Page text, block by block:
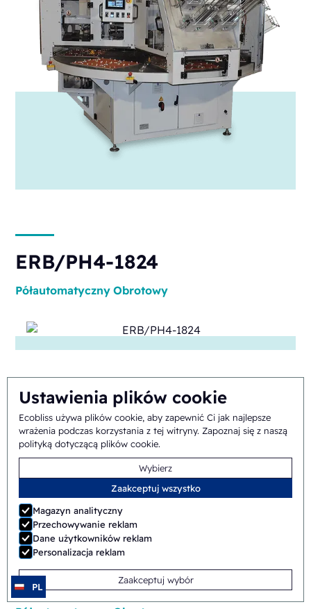
Ustawienia plików cookie
Ecobliss używa plików cookie, aby zapewnić Ci jak najlepsze
wrażenia podczas korzystania z tej witryny. Zapoznaj się z naszą
polityką dotyczącą plików cookie.
Wybierz
Zaakceptuj wszystko
Magazyn analityczny
Przechowywanie reklam
Dane użytkowników reklam
Personalizacja reklam
Zaakceptuj wybór
ERB/PH4-1824
Półautomatyczny Obrotowy
SB/PH1-1824
Ręczny Shuttle
ERB/PH4-1418
PL